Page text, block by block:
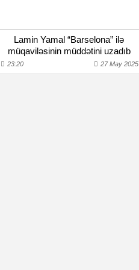
Lamin Yamal “Barselona” ilə
müqaviləsinin müddətini uzadıb
23:20 27 May 2025